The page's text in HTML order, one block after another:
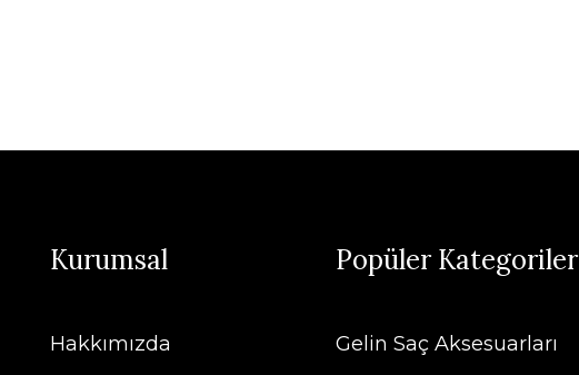
Kurumsal
Hakkımızda
Popüler Kategoriler
Gelin Saç Aksesuarları